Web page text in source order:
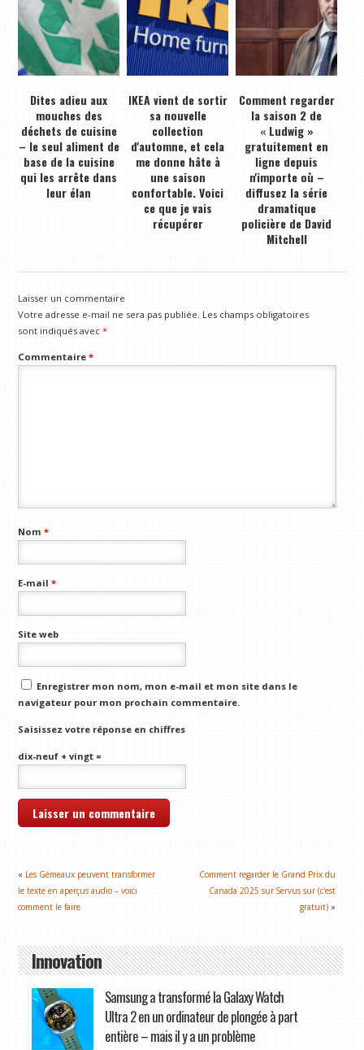
Dites adieu aux
mouches des
déchets de cuisine
– le seul aliment de
base de la cuisine
qui les arrête dans
leur élan
IKEA vient de sortir
sa nouvelle
collection
d'automne, et cela
me donne hâte à
une saison
confortable. Voici
ce que je vais
récupérer
Comment regarder
la saison 2 de
« Ludwig »
gratuitement en
ligne depuis
n'importe où –
diffusez la série
dramatique
policière de David
Mitchell
Laisser un commentaire
Votre adresse e-mail ne sera pas publiée. Les champs obligatoires
sont indiqués avec*
Commentaire*
Nom*
E-mail*
Site web
Enregistrer mon nom, mon e-mail et mon site dans le
navigateur pour mon prochain commentaire.
Saisissez votre réponse en chiffres
dix-neuf + vingt =
« Les Gémeaux peuvent transformer
le texte en aperçus audio – voici
comment le faire
Comment regarder le Grand Prix du
Canada 2025 sur Servus sur (c'est
gratuit) »
Innovation
Samsung a transformé la Galaxy Watch
Ultra 2 en un ordinateur de plongée à part
entière – mais il y a un problème